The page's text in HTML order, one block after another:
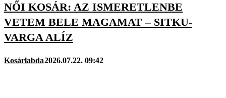
NŐI KOSÁR: AZ ISMERETLENBE
VETEM BELE MAGAMAT – SITKU-
VARGA ALÍZ
Kosárlabda2026.07.22. 09:42